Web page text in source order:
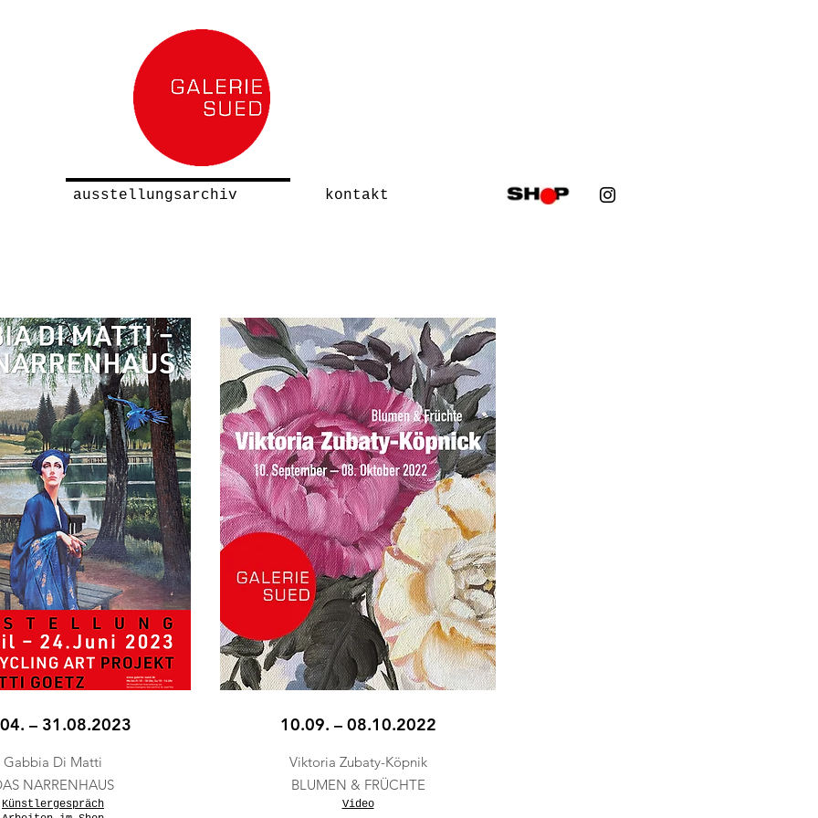
ausstellungsarchiv kontakt
– 31.08.2023
Gabbia Di Matti
NARRENHAUS
Künstlergespräch
10.09. – 08.10.2022
Viktoria Zubaty-Köpnik
BLUMEN & FRÜCHTE
Video